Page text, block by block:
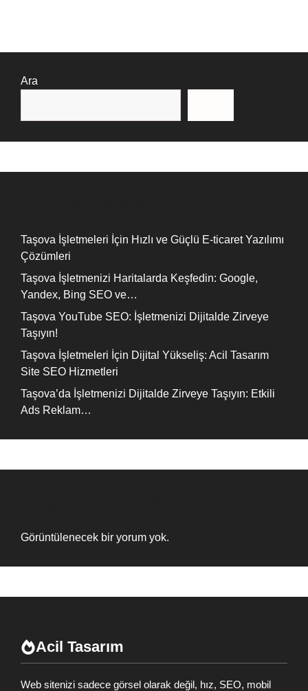
Ara
Taşova İşletmeleri İçin Hızlı ve Güçlü E-ticaret Yazılımı
Çözümleri
Taşova İşletmenizi Haritalarda Keşfedin: Google,
Yandex, Bing SEO ve…
Taşova YouTube SEO: İşletmenizi Dijitalde Zirveye
Taşıyın!
Taşova İşletmeleri İçin Dijital Yükseliş: Acil Tasarım
Site SEO Hizmetleri
Taşova’da İşletmenizi Dijitalde Zirveye Taşıyın: Etkili
Ads Reklam…
Görüntülenecek bir yorum yok.
Acil Tasarım
Web sitenizi sadece görsel olarak değil, hız, SEO, mobil